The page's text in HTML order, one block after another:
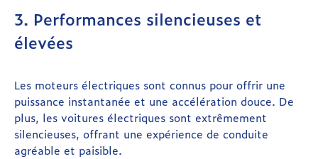
3. Performances silencieuses et
élevées
Les moteurs électriques sont connus pour offrir une
puissance instantanée et une accélération douce. De
plus, les voitures électriques sont extrêmement
silencieuses, offrant une expérience de conduite
agréable et paisible.